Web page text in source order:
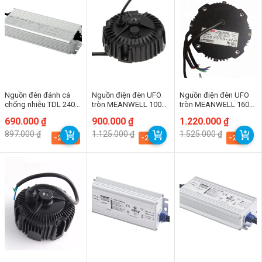
Nguồn đèn đánh cá
chống nhiễu TDL 240W
50/60Hz; Out 32Vdc
897.000₫
Giá
gốc
là:
690.000 ₫
Giá
hiện
tại
690.000 ₫.
-23.1%
Nguồn điện đèn UFO
tròn MEANWELL 100W
1.125.000₫
Giá
gốc
là:
900.000₫
Giá
hiện
tại
900.000 ₫.
-20%
Nguồn điện đèn UFO
tròn MEANWELL 160W
1.525.000₫
Giá
gốc
là:
1.220.000 ₫
Giá
hiện
tại
1.220.000 ₫.
-20%